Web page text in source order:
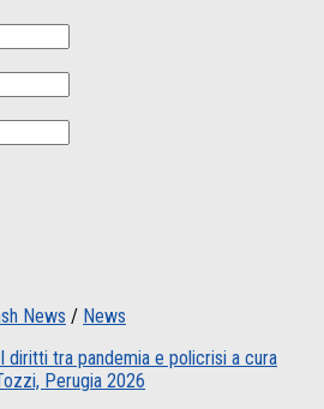
News / News
I diritti tra pandemia e policrisi a cura
Perugia 2026